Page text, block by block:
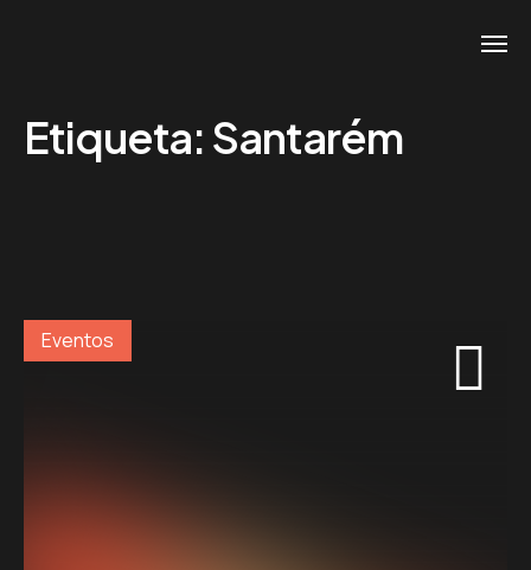
Etiqueta: Santarém
Eventos